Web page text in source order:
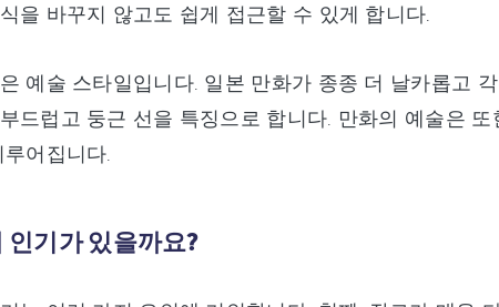
을 바꾸지 않고도 쉽게 접근할 수 있게 합니다.
예술 스타일입니다. 일본 만화가 종종 더 날카롭고
드럽고 둥근 선을 특징으로 합니다. 만화의 예술은
어집니다.
인기가 있을까요?